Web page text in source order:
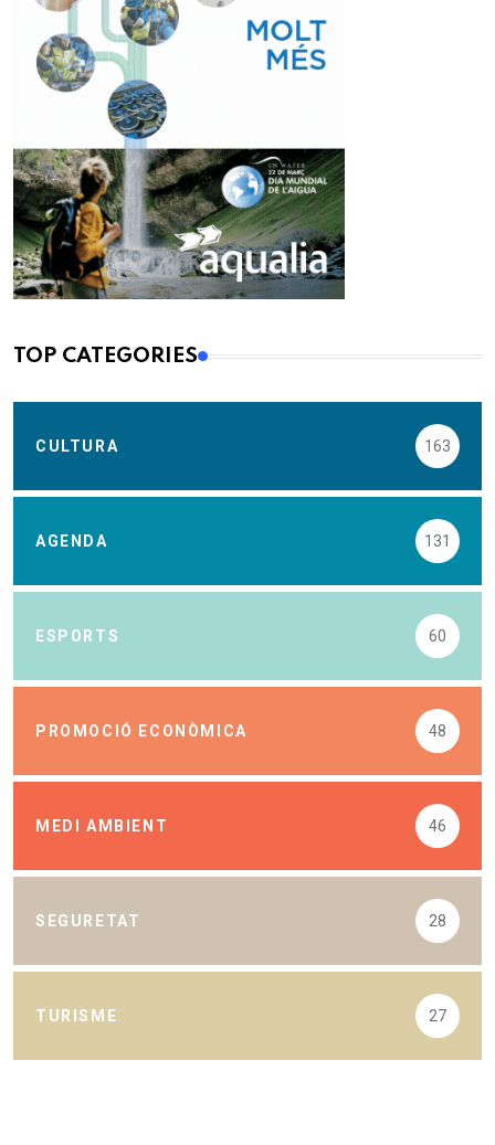
TOP CATEGORIES
CULTURA 163
AGENDA 131
ESPORTS 60
PROMOCIÓ ECONÒMICA 48
MEDI AMBIENT 46
SEGURETAT 28
TURISME 27